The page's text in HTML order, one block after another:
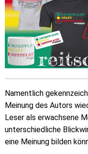
Namentlich
Meinung des Autors
Leser als erwachsene
unterschiedliche
eine Meinung bilden